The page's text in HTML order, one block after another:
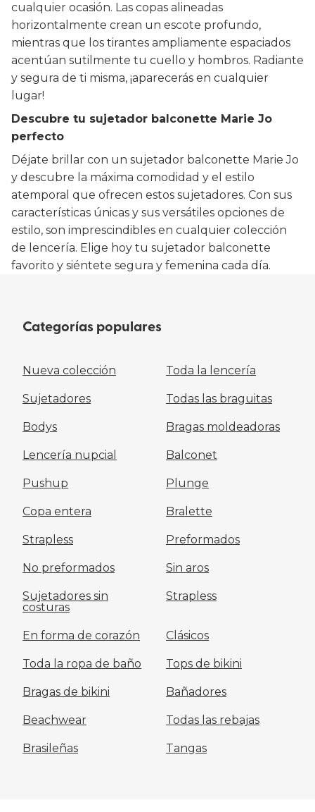
cualquier ocasión. Las copas alineadas
horizontalmente crean un escote profundo,
mientras que los tirantes ampliamente espaciados
acentúan sutilmente tu cuello y hombros. Radiante
y segura de ti misma, ¡aparecerás en cualquier
lugar!
Descubre tu sujetador balconette Marie Jo
perfecto
Déjate brillar con un sujetador balconette Marie Jo
y descubre la máxima comodidad y el estilo
atemporal que ofrecen estos sujetadores. Con sus
características únicas y sus versátiles opciones de
estilo, son imprescindibles en cualquier colección
de lencería. Elige hoy tu sujetador balconette
favorito y siéntete segura y femenina cada día.
Categorías populares
Nueva colección Toda la lencería
Sujetadores Todas las braguitas
Bodys Bragas moldeadoras
Lencería nupcial Balconet
Pushup Plunge
Copa entera Bralette
Strapless Preformados
No preformados Sin aros
Sujetadores sin
costuras
Strapless
En forma de corazón Clásicos
Toda la ropa de baño Tops de bikini
Bragas de bikini Bañadores
Beachwear Todas las rebajas
Brasileñas Tangas